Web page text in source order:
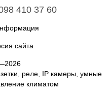
410 37 60
сайта
реле, IP камеры, умные
климатом